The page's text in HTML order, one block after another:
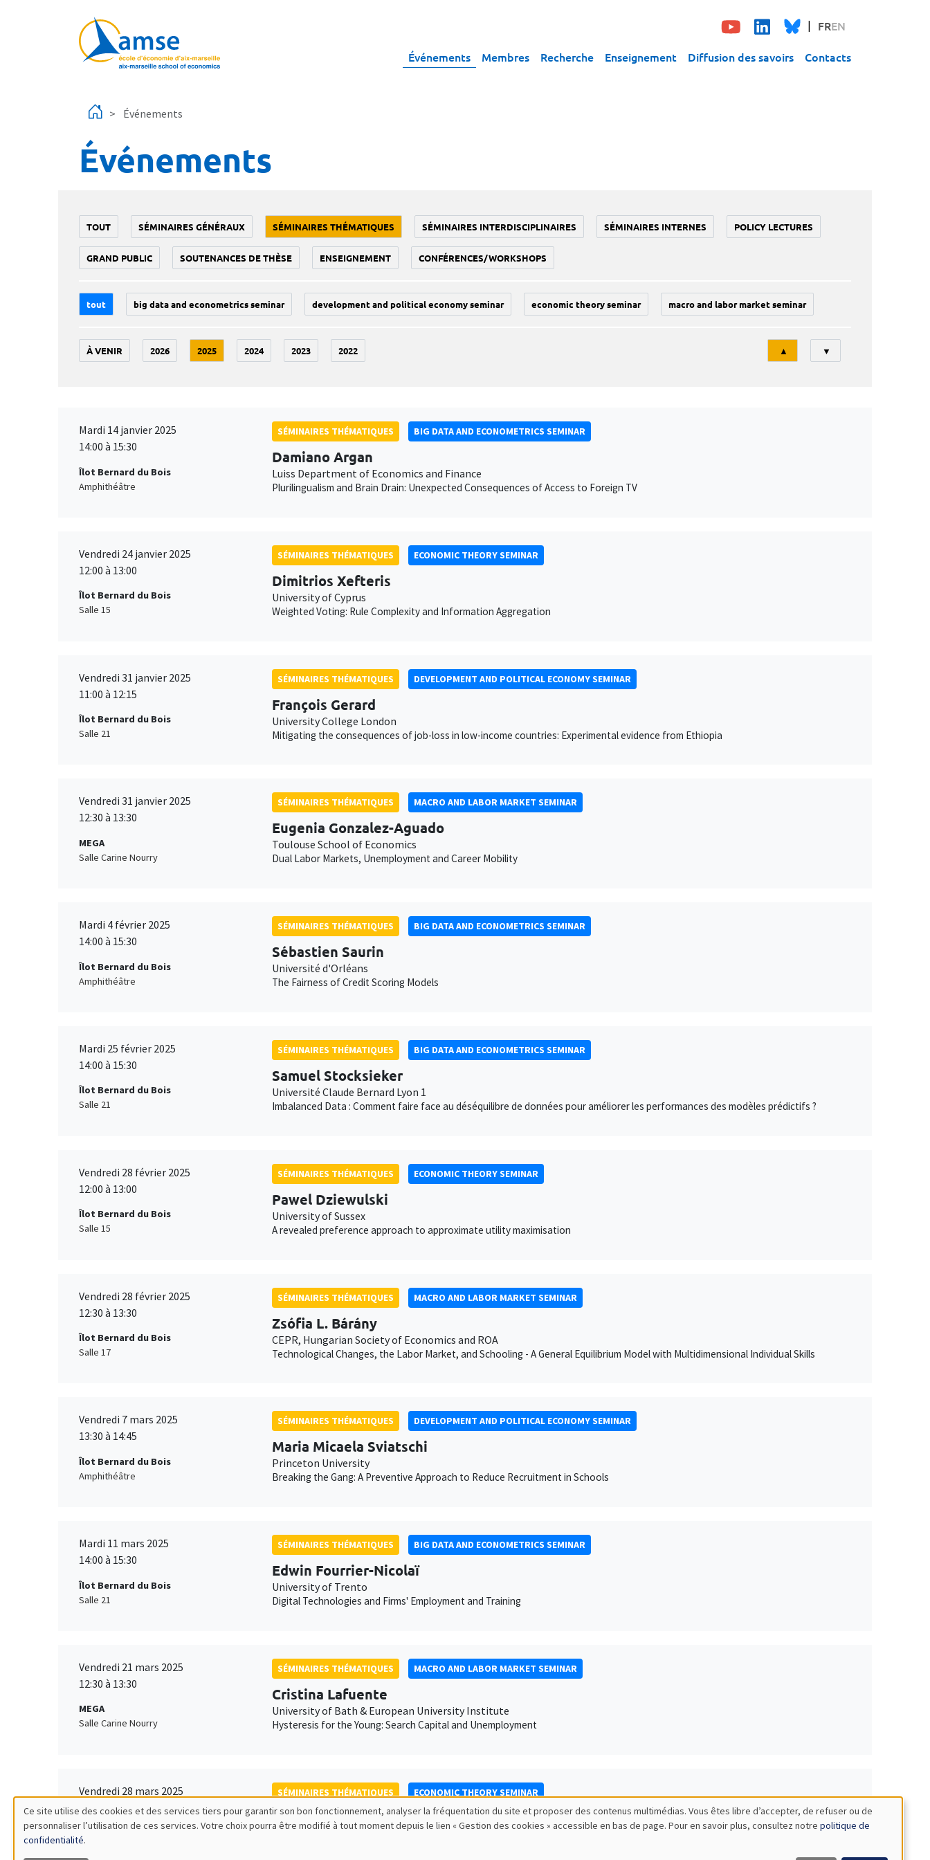
FREN
Événements Membres Recherche Enseignement Diffusion des savoirs Contacts
Événements
Événements
TOUT SÉMINAIRES GÉNÉRAUX SÉMINAIRES THÉMATIQUES SÉMINAIRES INTERDISCIPLINAIRES SÉMINAIRES INTERNES POLICY LECTURES
GRAND PUBLIC SOUTENANCES DE THÈSE ENSEIGNEMENT CONFÉRENCES/WORKSHOPS
tout big data and econometrics seminar development and political economy seminar economic theory seminar macro and labor market seminar
À VENIR 2026 2025 2024 2023 2022
Tri
▲ ▼
Mardi 14 janvier 2025
14:00 à 15:30
Îlot Bernard du Bois
Amphithéâtre
SÉMINAIRES THÉMATIQUES BIG DATA AND ECONOMETRICS SEMINAR
Damiano Argan
Luiss Department of Economics and Finance
Plurilingualism and Brain Drain: Unexpected Consequences of Access to Foreign TV
Vendredi 24 janvier 2025
12:00 à 13:00
Îlot Bernard du Bois
Salle 15
SÉMINAIRES THÉMATIQUES ECONOMIC THEORY SEMINAR
Dimitrios Xefteris
University of Cyprus
Weighted Voting: Rule Complexity and Information Aggregation
Vendredi 31 janvier 2025
11:00 à 12:15
Îlot Bernard du Bois
Salle 21
SÉMINAIRES THÉMATIQUES DEVELOPMENT AND POLITICAL ECONOMY SEMINAR
François Gerard
University College London
Mitigating the consequences of job-loss in low-income countries: Experimental evidence from Ethiopia
Vendredi 31 janvier 2025
12:30 à 13:30
MEGA
Salle Carine Nourry
SÉMINAIRES THÉMATIQUES MACRO AND LABOR MARKET SEMINAR
Eugenia Gonzalez-Aguado
Toulouse School of Economics
Dual Labor Markets, Unemployment and Career Mobility
Mardi 4 février 2025
14:00 à 15:30
Îlot Bernard du Bois
Amphithéâtre
SÉMINAIRES THÉMATIQUES BIG DATA AND ECONOMETRICS SEMINAR
Sébastien Saurin
Université d'Orléans
The Fairness of Credit Scoring Models
Mardi 25 février 2025
14:00 à 15:30
Îlot Bernard du Bois
Salle 21
SÉMINAIRES THÉMATIQUES BIG DATA AND ECONOMETRICS SEMINAR
Samuel Stocksieker
Université Claude Bernard Lyon 1
Imbalanced Data : Comment faire face au déséquilibre de données pour améliorer les performances des modèles prédictifs ?
Vendredi 28 février 2025
12:00 à 13:00
Îlot Bernard du Bois
Salle 15
SÉMINAIRES THÉMATIQUES ECONOMIC THEORY SEMINAR
Pawel Dziewulski
University of Sussex
A revealed preference approach to approximate utility maximisation
Vendredi 28 février 2025
12:30 à 13:30
Îlot Bernard du Bois
Salle 17
SÉMINAIRES THÉMATIQUES MACRO AND LABOR MARKET SEMINAR
Zsófia L. Bárány
CEPR, Hungarian Society of Economics and ROA
Technological Changes, the Labor Market, and Schooling - A General Equilibrium Model with Multidimensional Individual Skills
Vendredi 7 mars 2025
13:30 à 14:45
Îlot Bernard du Bois
Amphithéâtre
SÉMINAIRES THÉMATIQUES DEVELOPMENT AND POLITICAL ECONOMY SEMINAR
Maria Micaela Sviatschi
Princeton University
Breaking the Gang: A Preventive Approach to Reduce Recruitment in Schools
Mardi 11 mars 2025
14:00 à 15:30
Îlot Bernard du Bois
Salle 21
SÉMINAIRES THÉMATIQUES BIG DATA AND ECONOMETRICS SEMINAR
Edwin Fourrier-Nicolaï
University of Trento
Digital Technologies and Firms' Employment and Training
Vendredi 21 mars 2025
12:30 à 13:30
MEGA
Salle Carine Nourry
SÉMINAIRES THÉMATIQUES MACRO AND LABOR MARKET SEMINAR
Cristina Lafuente
University of Bath & European University Institute
Hysteresis for the Young: Search Capital and Unemployment
Vendredi 28 mars 2025
12:00 à 13:00
Îlot Bernard du Bois
Salle 15
SÉMINAIRES THÉMATIQUES ECONOMIC THEORY SEMINAR
Marcus Pivato
Université Paris 1 Panthéon-Sorbonne
Utilisation
Ce site utilise des cookies et des services tiers pour garantir son bon fonctionnement, analyser la fréquentation du site et proposer des contenus multimédias. Vous êtes libre d’accepter, de refuser ou de
personnaliser l’utilisation de ces services. Votre choix pourra être modifié à tout moment depuis le lien « Gestion des cookies » accessible en bas de page. Pour en savoir plus, consultez notre politique de
confidentialité.